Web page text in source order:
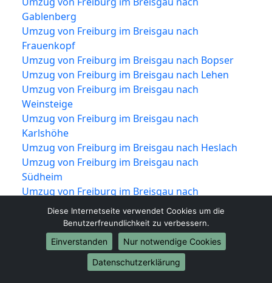
Gablenberg
Umzug von Freiburg im Breisgau nach
Frauenkopf
Umzug von Freiburg im Breisgau nach Bopser
Umzug von Freiburg im Breisgau nach Lehen
Umzug von Freiburg im Breisgau nach
Weinsteige
Umzug von Freiburg im Breisgau nach
Karlshöhe
Umzug von Freiburg im Breisgau nach Heslach
Umzug von Freiburg im Breisgau nach
Südheim
Umzug von Freiburg im Breisgau nach
Kaltental
Umzug von Freiburg im Breisgau nach
Kräherwald
Umzug von Freiburg im Breisgau nach
Diese Internetseite verwendet Cookies um die
Benutzerfreundlichkeit zu verbessern.
Einverstanden
Nur notwendige Cookies
Datenschutzerklärung